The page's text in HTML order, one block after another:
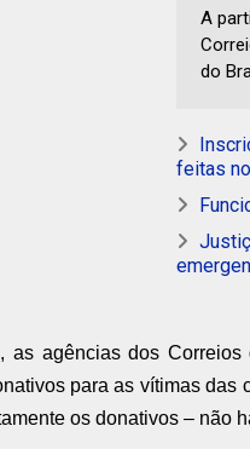
A
do
feitas
as agências dos
para as vítimas das
os donativos – não